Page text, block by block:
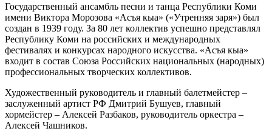
Государственный ансамбль песни и танца Республики Коми
имени Виктора Морозова «Асъя кыа» («Утренняя заря») был
создан в 1939 году. За 80 лет коллектив успешно представлял
Республику Коми на российских и международных
фестивалях и конкурсах народного искусства. «Асъя кыа»
входит в состав Союза Российских национальных (народных)
профессиональных творческих коллективов.
Художественный руководитель и главный балетмейстер –
заслуженный артист РФ Дмитрий Бушуев, главный
хормейстер – Алексей Разбаков, руководитель оркестра –
Алексей Чашников.